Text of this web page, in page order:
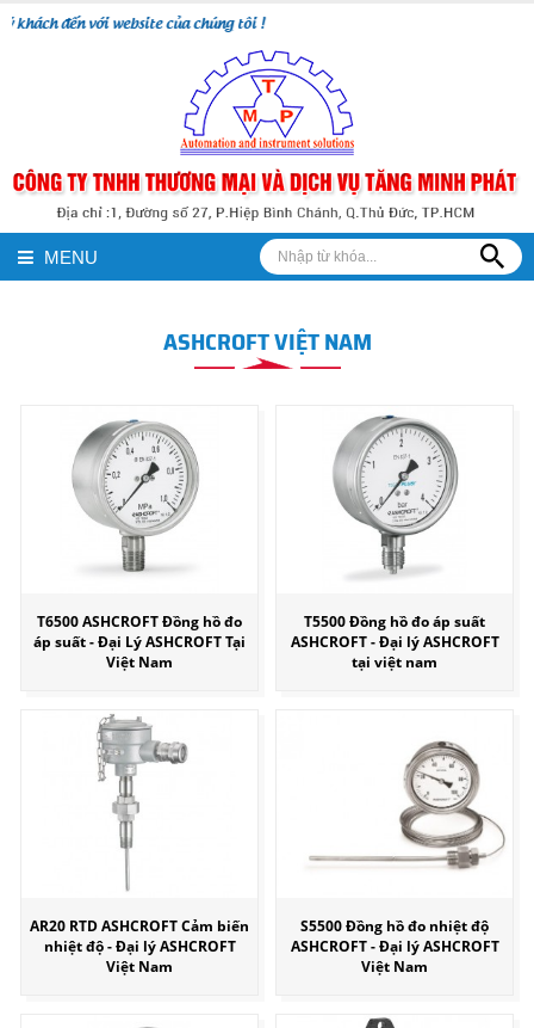
đến với website của chúng tôi !
MENU
ASHCROFT VIỆT NAM
T6500 ASHCROFT Đồng hồ đo
áp suất - Đại Lý ASHCROFT Tại
Việt Nam
T5500 Đồng hồ đo áp suất
ASHCROFT - Đại lý ASHCROFT
tại việt nam
AR20 RTD ASHCROFT Cảm biến
nhiệt độ - Đại lý ASHCROFT
Việt Nam
S5500 Đồng hồ đo nhiệt độ
ASHCROFT - Đại lý ASHCROFT
Việt Nam